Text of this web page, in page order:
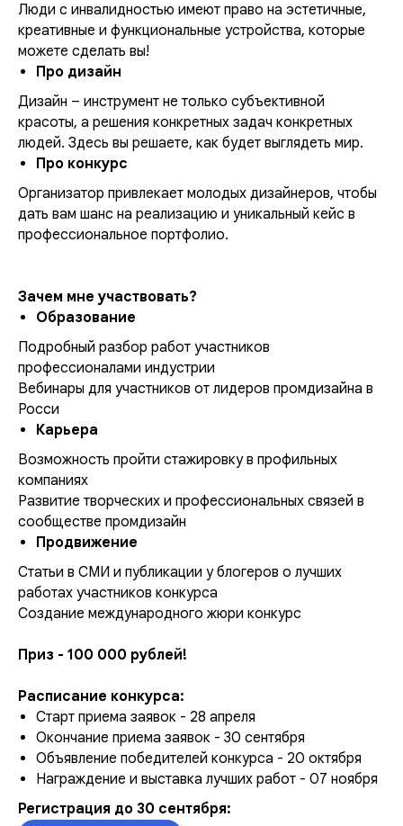
Люди с инвалидностью имеют право на эстетичные,
креативные и функциональные устройства, которые
можете сделать вы!
Про дизайн
Дизайн – инструмент не только субъективной
красоты, а решения конкретных задач конкретных
людей. Здесь вы решаете, как будет выглядеть мир.
Про конкурс
Организатор привлекает молодых дизайнеров, чтобы
дать вам шанс на реализацию и уникальный кейс в
профессиональное портфолио.
Зачем мне участвовать?
Образование
Подробный разбор работ участников
профессионалами индустрии
Вебинары для участников от лидеров промдизайна в
Росси
Карьера
Возможность пройти стажировку в профильных
компаниях
Развитие творческих и профессиональных связей в
сообществе промдизайн
Продвижение
Статьи в СМИ и публикации у блогеров о лучших
работах участников конкурса
Создание международного жюри конкурс
Приз - 100 000 рублей!
Расписание конкурса:
Старт приема заявок - 28 апреля
Окончание приема заявок - 30 сентября
Объявление победителей конкурса - 20 октября
Награждение и выставка лучших работ - 07 ноября
Регистрация до 30 сентября: